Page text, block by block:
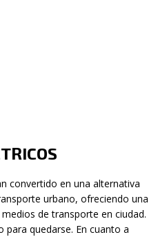
convertido en una alternativa
urbano, ofreciendo una
de transporte en ciudad.
quedarse. En cuanto a